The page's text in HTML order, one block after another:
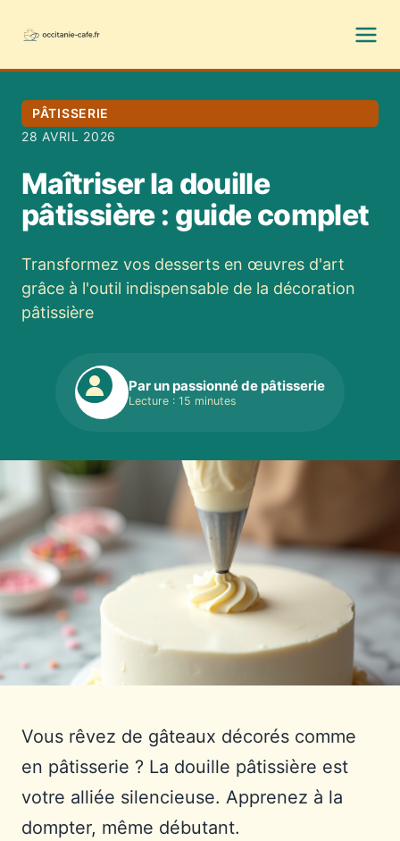
PÂTISSERIE
28 AVRIL 2026
Maîtriser la douille
pâtissière : guide complet
Transformez vos desserts en œuvres d'art
grâce à l'outil indispensable de la décoration
pâtissière
Par un passionné de pâtisserie
Lecture : 15 minutes
Vous rêvez de gâteaux décorés comme
en pâtisserie ? La douille pâtissière est
votre alliée silencieuse. Apprenez à la
dompter, même débutant.